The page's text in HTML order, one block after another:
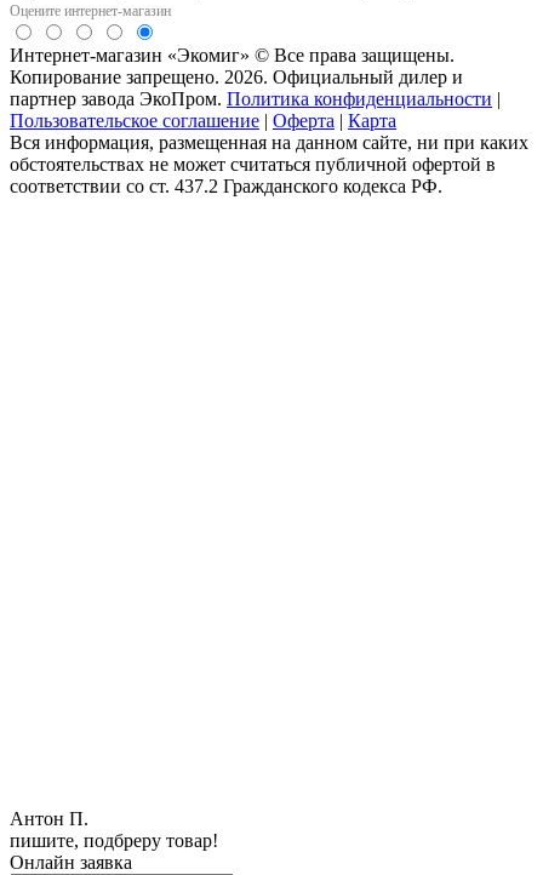
Оцените интернет-магазин
Интернет-магазин «Экомиг» © Все права защищены.
Копирование запрещено. 2026. Официальный дилер и
партнер завода ЭкоПром. Политика конфиденциальности |
Пользовательское соглашение | Оферта | Карта
Вся информация, размещенная на данном сайте, ни при каких
обстоятельствах не может считаться публичной офертой в
соответствии со ст. 437.2 Гражданского кодекса РФ.
Антон П.
пишите, подбреру товар!
Онлайн заявка